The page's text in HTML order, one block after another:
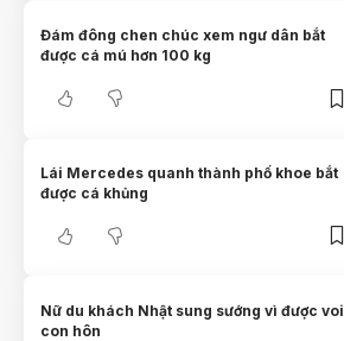
Đám đông chen chúc xem ngư dân bắt
được cá mú hơn 100 kg
Lái Mercedes quanh thành phố khoe bắt
được cá khủng
Nữ du khách Nhật sung sướng vì được voi
con hôn